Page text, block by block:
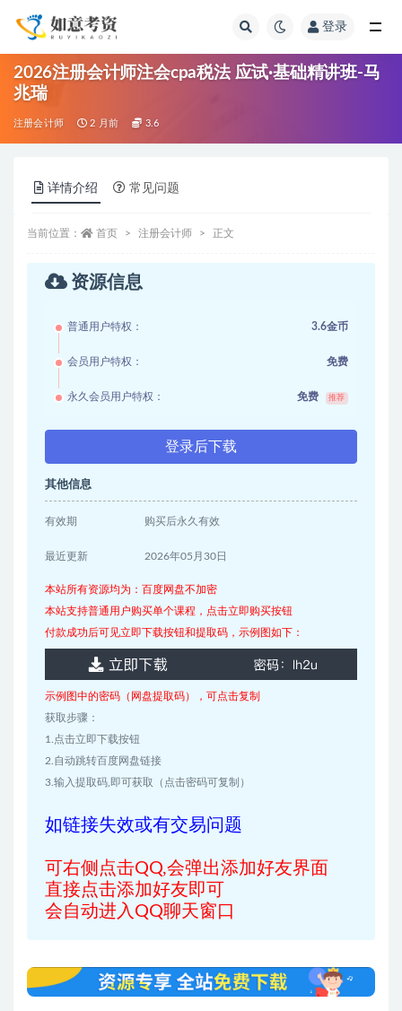
登录
2026注册会计师注会cpa税法 应试·基础精讲班-马
兆瑞
注册会计师 2 月前 3.6
详情介绍 常见问题
当前位置： 首页 注册会计师 正文
资源信息
普通用户特权： 3.6金币
会员用户特权： 免费
永久会员用户特权： 免费 推荐
登录后下载
其他信息
有效期 购买后永久有效
最近更新 2026年05月30日
本站所有资源均为：百度网盘不加密
本站支持普通用户购买单个课程，点击立即购买按钮
付款成功后可见立即下载按钮和提取码，示例图如下：
示例图中的密码（网盘提取码），可点击复制
获取步骤：
1.点击立即下载按钮
2.自动跳转百度网盘链接
3.输入提取码,即可获取（点击密码可复制）
如链接失效或有交易问题
可右侧点击QQ,会弹出添加好友界面
直接点击添加好友即可
会自动进入QQ聊天窗口